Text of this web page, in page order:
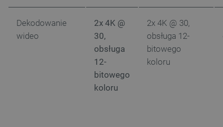
Dekodowanie
wideo
2x 4K @
30,
obsługa
12-
bitowego
koloru
2x 4K @ 30,
obsługa 12-
bitowego
koloru
podstawowych funkcji strony internetowej, takich
jak logowanie użytkownika i zarządzanie kontem.
Bez niezbędnych plików cookie nie można
prawidłowo korzystać ze strony internetowej.